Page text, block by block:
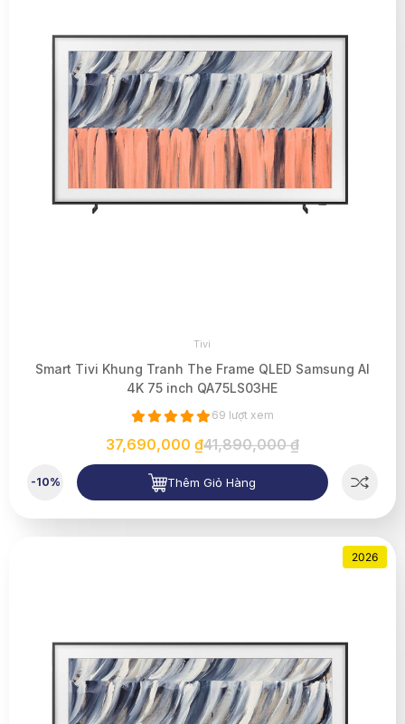
Tivi
Smart Tivi Khung Tranh The Frame QLED Samsung AI
4K 75 inch QA75LS03HE
69 lượt xem
37,690,000 ₫41,890,000 ₫
-10% Thêm Giỏ Hàng
2026